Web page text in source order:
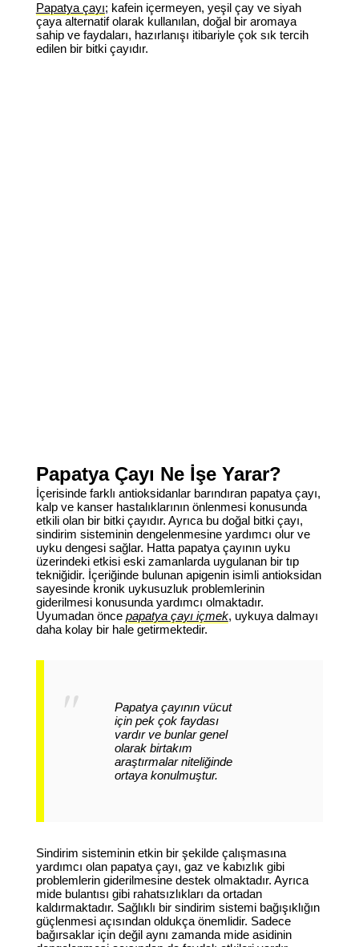
Papatya çayı; kafein içermeyen, yeşil çay ve siyah
çaya alternatif olarak kullanılan, doğal bir aromaya
sahip ve faydaları, hazırlanışı itibariyle çok sık tercih
edilen bir bitki çayıdır.
Papatya Çayı Ne İşe Yarar?
İçerisinde farklı antioksidanlar barındıran papatya çayı,
kalp ve kanser hastalıklarının önlenmesi konusunda
etkili olan bir bitki çayıdır. Ayrıca bu doğal bitki çayı,
sindirim sisteminin dengelenmesine yardımcı olur ve
uyku dengesi sağlar. Hatta papatya çayının uyku
üzerindeki etkisi eski zamanlarda uygulanan bir tıp
tekniğidir. İçeriğinde bulunan apigenin isimli antioksidan
sayesinde kronik uykusuzluk problemlerinin
giderilmesi konusunda yardımcı olmaktadır.
Uyumadan önce papatya çayı içmek, uykuya dalmayı
daha kolay bir hale getirmektedir.
Papatya çayının vücut
için pek çok faydası
vardır ve bunlar genel
olarak birtakım
araştırmalar niteliğinde
ortaya konulmuştur.
Sindirim sisteminin etkin bir şekilde çalışmasına
yardımcı olan papatya çayı, gaz ve kabızlık gibi
problemlerin giderilmesine destek olmaktadır. Ayrıca
mide bulantısı gibi rahatsızlıkları da ortadan
kaldırmaktadır. Sağlıklı bir sindirim sistemi bağışıklığın
güçlenmesi açısından oldukça önemlidir. Sadece
bağırsaklar için değil aynı zamanda mide asidinin